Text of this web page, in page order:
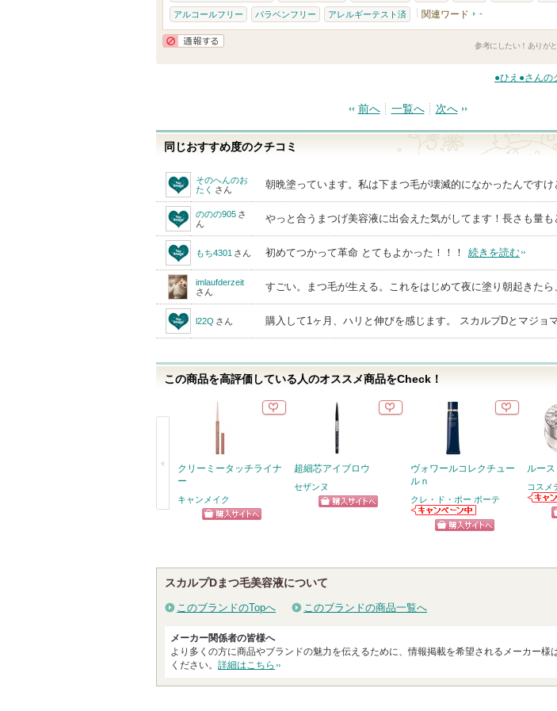
アルコールフリー パラベンフリー アレルギーテスト済 関連ワード -
参考にしたい！ありが
●ひえ●さんの
前へ 一覧へ 次へ
同じおすすめ度のクチコミ
そのへんのお
たく さん 朝晩塗っています。私は下まつ毛が壊滅的になかったんです
ののの905 さ
ん
やっと合うまつげ美容液に出会えた気がしてます！長さも量
もち4301 さん 初めてつかって革命 とてもよかった！！！ 続きを読む
imlaufderzeit
さん
すごい。まつ毛が生える。これをはじめて夜に塗り朝起きた
l22Q さん 購入して1ヶ月、ハリと伸びを感じます。 スカルプDとマジョ
この商品を高評価している人のオススメ商品をCheck！
クリーミータッチライナ
ー
キャンメイク
超細芯アイブロウ
セザンヌ
ヴォワールコレクチュー
ルｎ
クレ・ド・ポー ボーテ
クレ・ド・ポー
ボーテからのお
ルー
コスメ
コス
から
スカルプDまつ毛美容液について
このブランドのTopへ このブランドの商品一覧へ
メーカー関係者の皆様へ
より多くの方に商品やブランドの魅力を伝えるために、情報掲載を希望されるメーカー様
ください。 詳細はこちら